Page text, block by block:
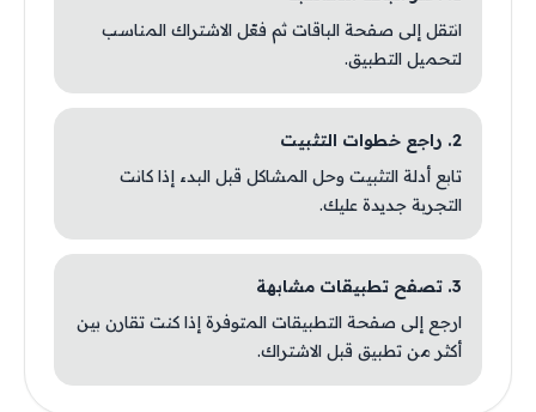
انتقل إلى صفحة الباقات ثم فعّل الاشتراك المناسب
لتحميل التطبيق.
2. راجع خطوات التثبيت
تابع أدلة التثبيت وحل المشاكل قبل البدء إذا كانت
التجربة جديدة عليك.
3. تصفح تطبيقات مشابهة
ارجع إلى صفحة التطبيقات المتوفرة إذا كنت تقارن بين
أكثر من تطبيق قبل الاشتراك.